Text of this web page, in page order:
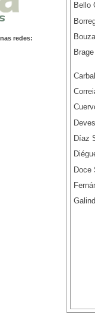
redes:
Bello
Díaz
Doce